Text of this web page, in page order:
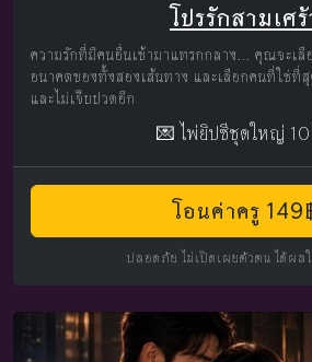
โปรรักสามเศร้
ความรักที่มีคนอื่นเข้ามาแทรกกลาง... คุณจะเลื
อนาคตของทั้งสองเส้นทาง และเลือกคนที่ใช่ที่
และไม่เจ็บปวดอีก
💌 ไพ่ยิปซีชุดใหญ่ 10
โอนค่าครู 149
ปลอดภัย ไม่เปิดเผยตัวตน ได้ผลใ